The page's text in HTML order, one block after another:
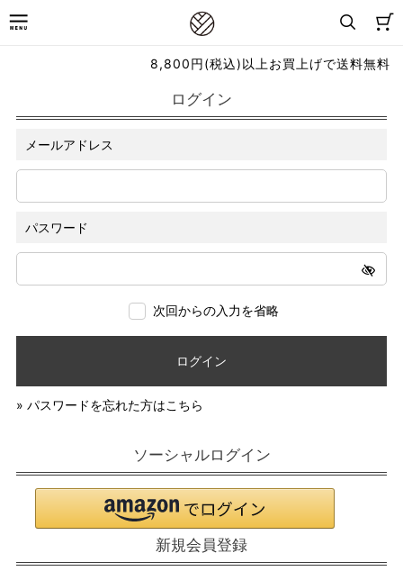
8,800円(税込)以上お買上げで送料無料
ログイン
メールアドレス
パスワード
次回からの入力を省略
ログイン
» パスワードを忘れた方はこちら
ソーシャルログイン
新規会員登録